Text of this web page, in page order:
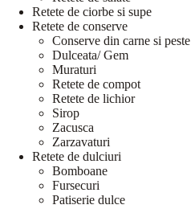
Retete de ciorbe si supe
Retete de conserve
Conserve din carne si peste
Dulceata/ Gem
Muraturi
Retete de compot
Retete de lichior
Sirop
Zacusca
Zarzavaturi
Retete de dulciuri
Bomboane
Fursecuri
Patiserie dulce